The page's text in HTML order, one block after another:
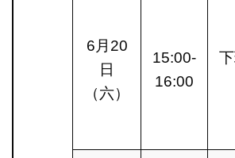
6月20
日
（六）
15:00-
16:00